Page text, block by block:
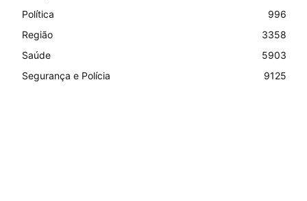
Política
996
Região
3358
Saúde
5903
Segurança e Polícia
9125